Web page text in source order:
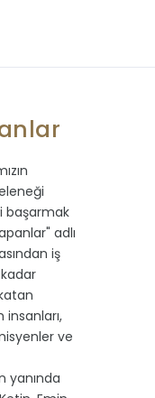
başarmak
adlı
iş
ve
yanında